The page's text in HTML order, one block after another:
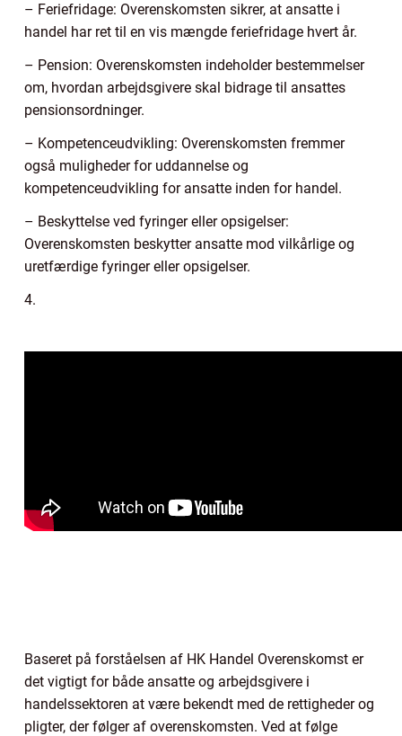
– Feriefridage: Overenskomsten sikrer, at ansatte i
handel har ret til en vis mængde feriefridage hvert år.
– Pension: Overenskomsten indeholder bestemmelser
om, hvordan arbejdsgivere skal bidrage til ansattes
pensionsordninger.
– Kompetenceudvikling: Overenskomsten fremmer
også muligheder for uddannelse og
kompetenceudvikling for ansatte inden for handel.
– Beskyttelse ved fyringer eller opsigelser:
Overenskomsten beskytter ansatte mod vilkårlige og
uretfærdige fyringer eller opsigelser.
4.
Baseret på forståelsen af HK Handel Overenskomst er
det vigtigt for både ansatte og arbejdsgivere i
handelssektoren at være bekendt med de rettigheder og
pligter, der følger af overenskomsten. Ved at følge